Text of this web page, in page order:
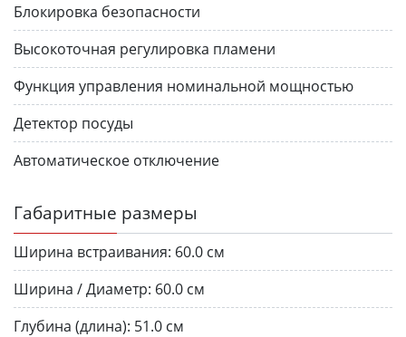
Блокировка безопасности
Высокоточная регулировка пламени
Функция управления номинальной мощностью
Детектор посуды
Автоматическое отключение
Габаритные размеры
Ширина встраивания: 60.0 см
Ширина / Диаметр: 60.0 см
Глубина (длина): 51.0 см